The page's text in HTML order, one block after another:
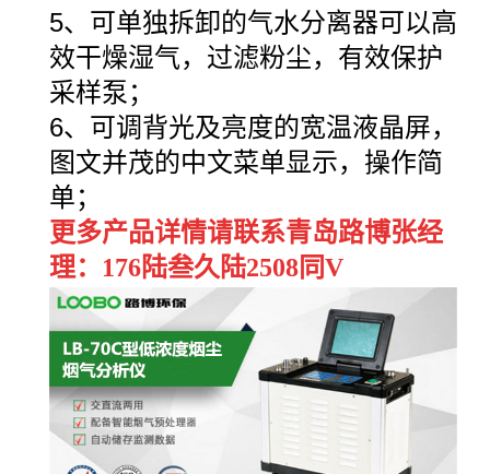
5、可单独拆卸的气水分离器可以高
效干燥湿气，过滤粉尘，有效保护
采样泵；
6、可调背光及亮度的宽温液晶屏，
图文并茂的中文菜单显示，操作简
单；
更多产品详情请联系青岛路博张经
理：176陆叁久陆2508同V